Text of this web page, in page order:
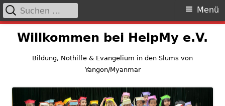
Springe
Willkommen bei HelpMy e.V.
Bildung, Nothilfe & Evangelium in den Slums von
Yangon/Myanmar
Primäres
Menü
Menü
Suchen
nach: